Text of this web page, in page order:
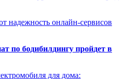
надежность онлайн-сервисов
по бодибилдингу пройдет в
для дома: